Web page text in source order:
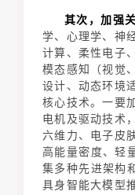
其次，加强
学、心理学、神
计算、柔性电子
模态感知（视觉
设计、动态环境
核心技术。一要
电机及驱动技术
六维力、电子皮
高能量密度、轻
集多种先进架构
具身智能大模型